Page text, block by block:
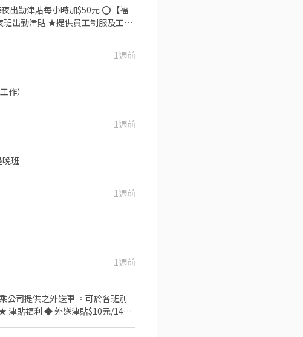
出勤津貼每小時加$50元 ⭕【福
出勤津貼 ★提供員工制服及工作
集團，我們的理念是"消滅
，當場現點現作提供美味可口的
格，強調食品安全，顧客安心。
1週前
作）
1週前
缺整天班/或是晚班
1週前
1週前